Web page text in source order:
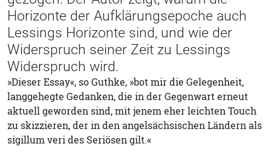
Horizonte der Aufklärungsepoche auch
Lessings Horizonte sind, und wie der
Widerspruch seiner Zeit zu Lessings
Widerspruch wird.
»Dieser Essay«, so Guthke, »bot mir die Gelegenheit,
langgehegte Gedanken, die in der Gegenwart erneut
aktuell geworden sind, mit jenem eher leichten Touch
zu skizzieren, der in den angelsächsischen Ländern als
sigillum veri des Seriösen gilt.«